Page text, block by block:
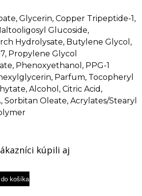
Glycerin, Copper Tripeptide-1,
Glucoside,
Hydrolysate, Butylene Glycol,
Propylene Glycol
Phenoxyethanol, PPG-1
Parfum, Tocopheryl
Alcohol, Citric Acid,
Sorbitan Oleate, Acrylates/Stearyl
kúpili aj